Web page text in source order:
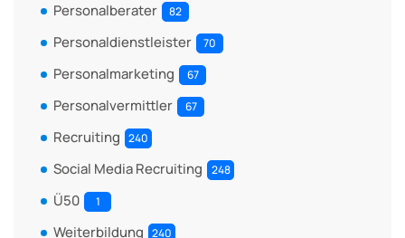
Personalberater 82
Personaldienstleister 70
Personalmarketing 67
Personalvermittler 67
Recruiting 240
Social Media Recruiting 248
Ü50 1
Weiterbildung 240